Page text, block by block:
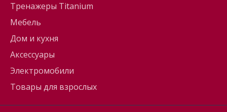
Тренажеры Titanium
Мебель
Дом и кухня
Аксессуары
Электромобили
Товары для взрослых